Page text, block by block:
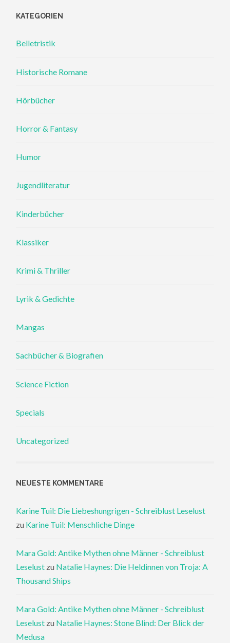
KATEGORIEN
Belletristik
Historische Romane
Hörbücher
Horror & Fantasy
Humor
Jugendliteratur
Kinderbücher
Klassiker
Krimi & Thriller
Lyrik & Gedichte
Mangas
Sachbücher & Biografien
Science Fiction
Specials
Uncategorized
NEUESTE KOMMENTARE
Karine Tuil: Die Liebeshungrigen - Schreiblust Leselust
zu Karine Tuil: Menschliche Dinge
Mara Gold: Antike Mythen ohne Männer - Schreiblust
Leselust zu Natalie Haynes: Die Heldinnen von Troja: A
Thousand Ships
Mara Gold: Antike Mythen ohne Männer - Schreiblust
Leselust zu Natalie Haynes: Stone Blind: Der Blick der
Medusa